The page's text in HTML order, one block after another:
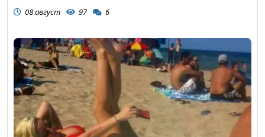
08 август 97 6